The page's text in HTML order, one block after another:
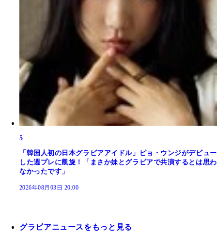
5
「韓国人初の日本グラビアアイドル」ピョ・ウンジがデビュー
した週プレに凱旋！「まさか妹とグラビアで共演するとは思わ
なかったです」
2026年08月03日 20:00
グラビアニュースをもっと見る